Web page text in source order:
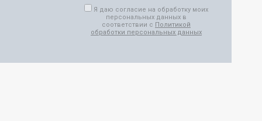
Я даю согласие на обработку моих
персональных данных в
соответствии с Политикой
обработки персональных данных